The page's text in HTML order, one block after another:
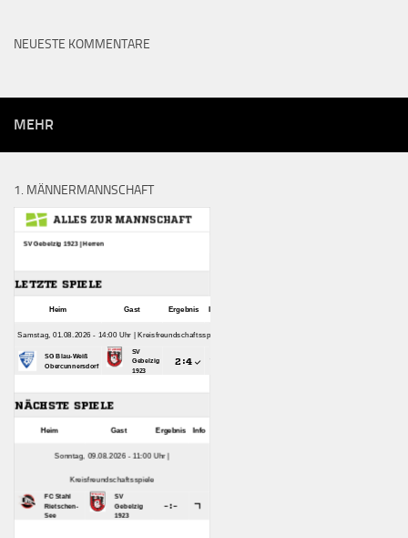
NEUESTE KOMMENTARE
MEHR
1. MÄNNERMANNSCHAFT